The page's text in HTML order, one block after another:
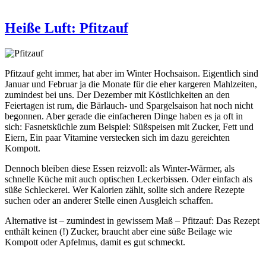
Heiße Luft: Pfitzauf
Pfitzauf geht immer, hat aber im Winter Hochsaison. Eigentlich sind
Januar und Februar ja die Monate für die eher kargeren Mahlzeiten,
zumindest bei uns. Der Dezember mit Köstlichkeiten an den
Feiertagen ist rum, die Bärlauch- und Spargelsaison hat noch nicht
begonnen. Aber gerade die einfacheren Dinge haben es ja oft in
sich: Fasnetsküchle zum Beispiel: Süßspeisen mit Zucker, Fett und
Eiern, Ein paar Vitamine verstecken sich im dazu gereichten
Kompott.
Dennoch bleiben diese Essen reizvoll: als Winter-Wärmer, als
schnelle Küche mit auch optischen Leckerbissen. Oder einfach als
süße Schleckerei. Wer Kalorien zählt, sollte sich andere Rezepte
suchen oder an anderer Stelle einen Ausgleich schaffen.
Alternative ist – zumindest in gewissem Maß – Pfitzauf: Das Rezept
enthält keinen (!) Zucker, braucht aber eine süße Beilage wie
Kompott oder Apfelmus, damit es gut schmeckt.